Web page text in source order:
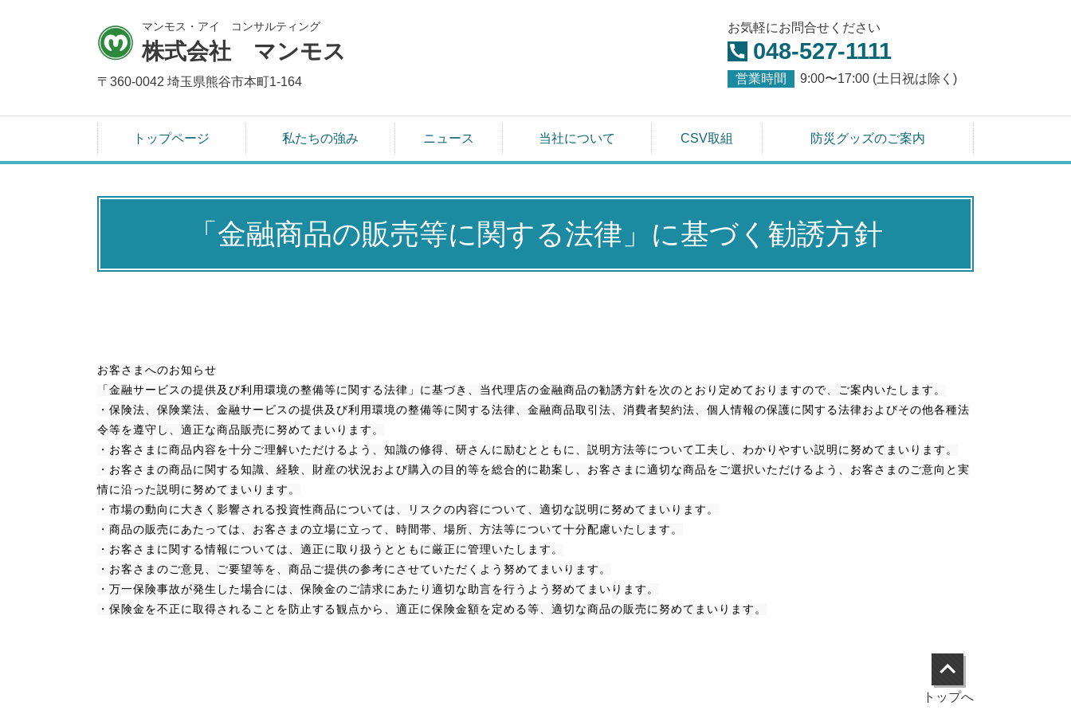
マンモス・アイ コンサルティング
株式会社 マンモス
〒360-0042 埼玉県熊谷市本町1-164
お気軽にお問合せください
048-527-1111
営業時間 9:00〜17:00 (土日祝は除く)
トップページ 私たちの強み ニュース 当社について CSV取組 防災グッズのご案内
「金融商品の販売等に関する法律」に基づく勧誘方針
お客さまへのお知らせ
「金融サービスの提供及び利用環境の整備等に関する法律」に基づき、当代理店の金融商品の勧誘方針を次のとおり定めておりますので、ご案内いたします。
・保険法、保険業法、金融サービスの提供及び利用環境の整備等に関する法律、金融商品取引法、消費者契約法、個人情報の保護に関する法律およびその他各種法
令等を遵守し、適正な商品販売に努めてまいります。
・お客さまに商品内容を十分ご理解いただけるよう、知識の修得、研さんに励むとともに、説明方法等について工夫し、わかりやすい説明に努めてまいります。
・お客さまの商品に関する知識、経験、財産の状況および購入の目的等を総合的に勘案し、お客さまに適切な商品をご選択いただけるよう、お客さまのご意向と実
情に沿った説明に努めてまいります。
・市場の動向に大きく影響される投資性商品については、リスクの内容について、適切な説明に努めてまいります。
・商品の販売にあたっては、お客さまの立場に立って、時間帯、場所、方法等について十分配慮いたします。
・お客さまに関する情報については、適正に取り扱うとともに厳正に管理いたします。
・お客さまのご意見、ご要望等を、商品ご提供の参考にさせていただくよう努めてまいります。
・万一保険事故が発生した場合には、保険金のご請求にあたり適切な助言を行うよう努めてまいります。
・保険金を不正に取得されることを防止する観点から、適正に保険金額を定める等、適切な商品の販売に努めてまいります。
トップへ